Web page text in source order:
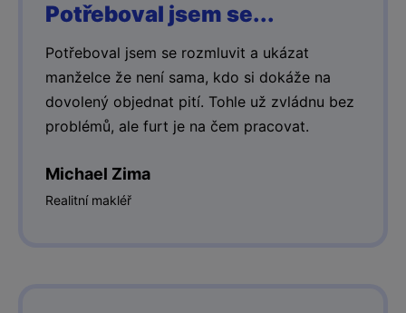
Potřeboval jsem se...
Potřeboval jsem se rozmluvit a ukázat
manželce že není sama, kdo si dokáže na
dovolený objednat pití. Tohle už zvládnu bez
problémů, ale furt je na čem pracovat.
Michael Zima
Realitní makléř